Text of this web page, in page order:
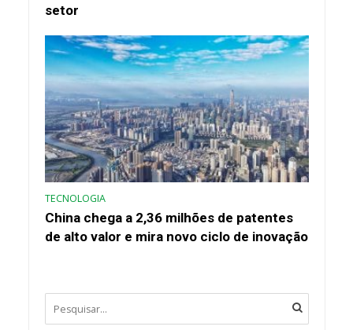
setor
TECNOLOGIA
China chega a 2,36 milhões de patentes
de alto valor e mira novo ciclo de inovação